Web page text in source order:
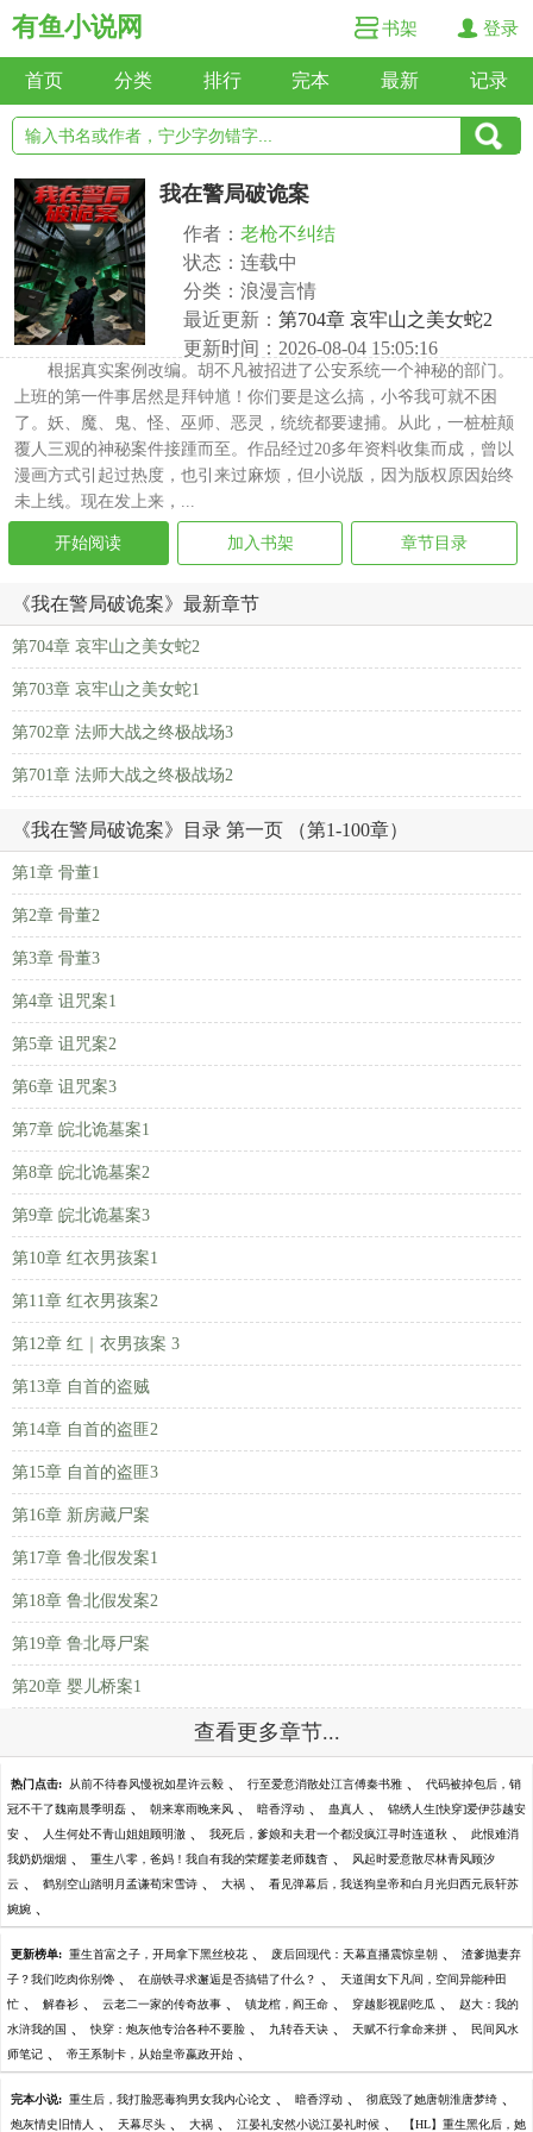
有鱼小说网 书架 登录
首页 分类 排行 完本 最新 记录
我在警局破诡案
作者： 老枪不纠结
状态：连载中
分类：浪漫言情
最近更新： 第704章 哀牢山之美女蛇2
更新时间：2026-08-04 15:05:16
根据真实案例改编。胡不凡被招进了公安系统一个神秘的部门。
上班的第一件事居然是拜钟馗！你们要是这么搞，小爷我可就不困
了。妖、魔、鬼、怪、巫师、恶灵，统统都要逮捕。从此，一桩桩颠
覆人三观的神秘案件接踵而至。作品经过20多年资料收集而成，曾以
漫画方式引起过热度，也引来过麻烦，但小说版，因为版权原因始终
未上线。现在发上来，...
开始阅读 加入书架 章节目录
《我在警局破诡案》最新章节
第704章 哀牢山之美女蛇2
第703章 哀牢山之美女蛇1
第702章 法师大战之终极战场3
第701章 法师大战之终极战场2
《我在警局破诡案》目录 第一页 （第1-100章）
第1章 骨董1
第2章 骨董2
第3章 骨董3
第4章 诅咒案1
第5章 诅咒案2
第6章 诅咒案3
第7章 皖北诡墓案1
第8章 皖北诡墓案2
第9章 皖北诡墓案3
第10章 红衣男孩案1
第11章 红衣男孩案2
第12章 红｜衣男孩案 3
第13章 自首的盗贼
第14章 自首的盗匪2
第15章 自首的盗匪3
第16章 新房藏尸案
第17章 鲁北假发案1
第18章 鲁北假发案2
第19章 鲁北辱尸案
第20章 婴儿桥案1
查看更多章节...
热门点击: 从前不待春风慢祝如星许云毅 、 行至爱意消散处江言傅秦书雅 、 代码被掉包后，销
冠不干了魏南晨季明磊 、 朝来寒雨晚来风 、 暗香浮动 、 蛊真人 、 锦绣人生[快穿]爱伊莎越安
安 、 人生何处不青山姐姐顾明澈 、 我死后，爹娘和夫君一个都没疯江寻时连道秋 、 此恨难消
我奶奶烟烟 、 重生八零，爸妈！我自有我的荣耀姜老师魏杳 、 风起时爱意散尽林青风顾汐
云 、 鹤别空山踏明月孟谦荀宋雪诗 、 大祸 、 看见弹幕后，我送狗皇帝和白月光归西元辰轩苏
婉婉 、
更新榜单: 重生首富之子，开局拿下黑丝校花 、 废后回现代：天幕直播震惊皇朝 、 渣爹抛妻弃
子？我们吃肉你别馋 、 在崩铁寻求邂逅是否搞错了什么？ 、 天道闺女下凡间，空间异能种田
忙 、 解春衫 、 云老二一家的传奇故事 、 镇龙棺，阎王命 、 穿越影视剧吃瓜 、 赵大：我的
水浒我的国 、 快穿：炮灰他专治各种不要脸 、 九转吞天诀 、 天赋不行拿命来拼 、 民间风水
师笔记 、 帝王系制卡，从始皇帝嬴政开始 、
完本小说: 重生后，我打脸恶毒狗男女我内心论文 、 暗香浮动 、 彻底毁了她唐朝淮唐梦绮 、
炮灰情史旧情人 、 天幕尽头 、 大祸 、 江晏礼安然小说江晏礼时候 、 【HL】重生黑化后，她